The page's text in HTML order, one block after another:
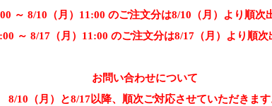
～ 8/10（月）11:00 のご注文分は8/10（月）より順次
～ 8/17（月）11:00 のご注文分は8/17（月）より順次
お問い合わせについて
8/10（月）と8/17以降、順次ご対応させていただきます